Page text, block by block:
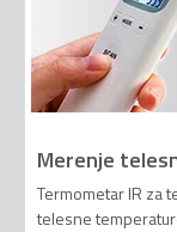
Merenje
Termometar IR za
telesne